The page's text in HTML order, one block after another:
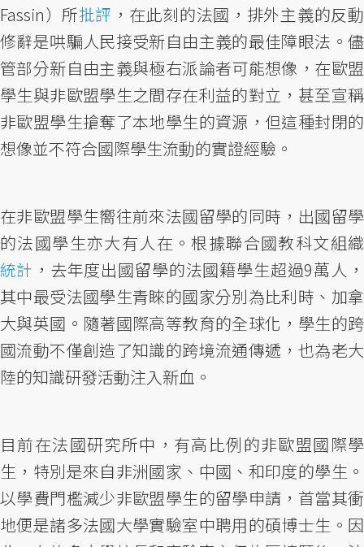
Fassin）所批評 ，在此刻的法國，排外主義的反動
修辭是哄騙人民接受新自由主義的最佳障眼法。儘
管部分新自由主義與極右派論者可能想像，在歐盟
學生與非歐盟學生之間存在利益的對立，甚至宣稱
非歐盟學生搶奪了本地學生的資源，但這種封閉的
想像並不符合國際學生流動的實證經驗。
在非歐盟學生嚮往前來法國留學的同時，出國留學
的法國學生亦大有人在。根據聯合國教科文組織
統計 ，去年度出國留學的法國籍學生超過9萬人，
其中最受法國學生青睞的國家分別為比利時、加拿
大與英國。隨著國際高等教育的全球化，學生的跨
國流動不僅創造了知識的跨境流通傳遞，也為老大
陸的知識研發活動注入新血。
目前在法國研究所中，有高比例的非歐盟國際學
生，特別是來自非洲國家、中國、和印度的學生。
以學費門檻減少非歐盟學生的留學申請，首當其衝
地便是諸多法國大學實驗室中聘用的碩博士生。因